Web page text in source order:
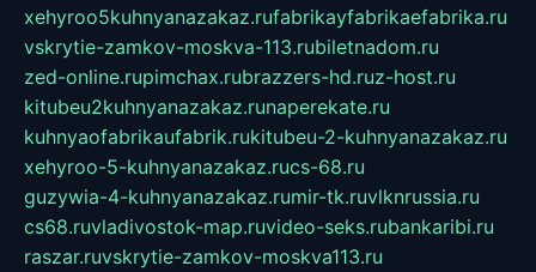
xehyroo5kuhnyanazakaz.rufabrikayfabrikaefabrika.ru
vskrytie-zamkov-moskva-113.rubiletnadom.ru
zed-online.rupimchax.rubrazzers-hd.ruz-host.ru
kitubeu2kuhnyanazakaz.runaperekate.ru
kuhnyaofabrikaufabrik.rukitubeu-2-kuhnyanazakaz.ru
xehyroo-5-kuhnyanazakaz.rucs-68.ru
guzywia-4-kuhnyanazakaz.rumir-tk.ruvlknrussia.ru
cs68.ruvladivostok-map.ruvideo-seks.rubankaribi.ru
raszar.ruvskrytie-zamkov-moskva113.ru